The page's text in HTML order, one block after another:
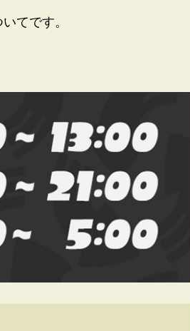
てです。